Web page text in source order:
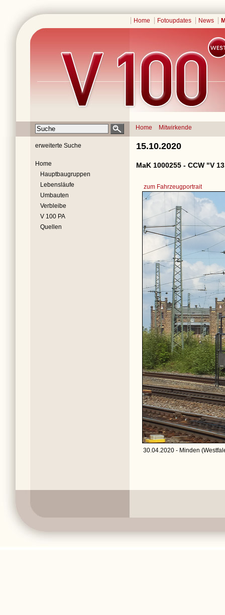
Home Fotoupdates News
Home Mitwirkende
erweiterte Suche
Home
Hauptbaugruppen
Lebensläufe
Umbauten
Verbleibe
V 100 PA
Quellen
15.10.2020
MaK 1000255 - CCW "V
zum Fahrzeugportrait
30.04.2020 - Minden